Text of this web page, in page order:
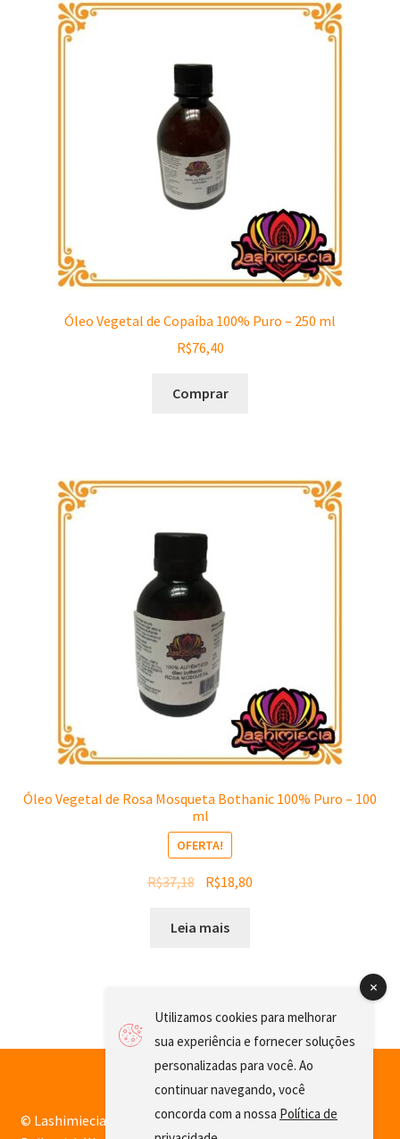
Óleo Vegetal de Copaíba 100% Puro – 250 ml
R$76,40
Comprar
Óleo Vegetal de Rosa Mosqueta Bothanic 100% Puro – 100
ml
OFERTA!
R$37,18
original
R$18,80
Leia mais
© Lashimiecia 2026
Utilizamos cookies para melhorar
sua experiência e fornecer soluções
personalizadas para você. Ao
continuar navegando, você
concorda com a nossa Política de